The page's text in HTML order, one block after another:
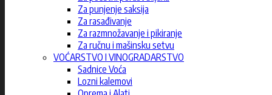
Za punjenje saksija
Za rasađivanje
Za razmnožavanje i pikiranje
Za ručnu i mašinsku setvu
VOĆARSTVO I VINOGRADARSTVO
Sadnice Voća
Lozni kalemovi